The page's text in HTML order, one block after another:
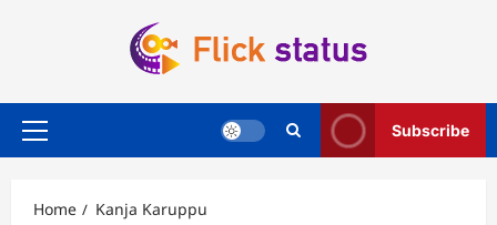
Primary
Subscribe
Home Kanja Karuppu